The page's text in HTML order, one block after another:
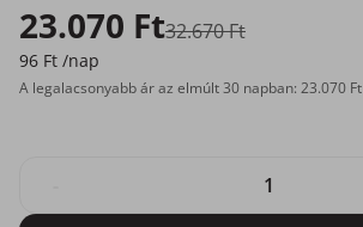
23.070 Ft32.670 Ft
96 Ft /nap
A legalacsonyabb ár az elmúlt 30 napban: 23.070 Ft